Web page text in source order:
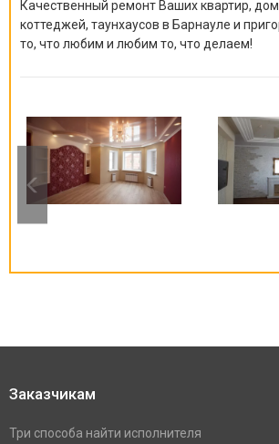
Качественный ремонт Ваших квартир,
коттеджей, таунхаусов в Барнауле и
то, что любим и любим то, что делаем!
Заказчикам
Три способа найти исполнителя